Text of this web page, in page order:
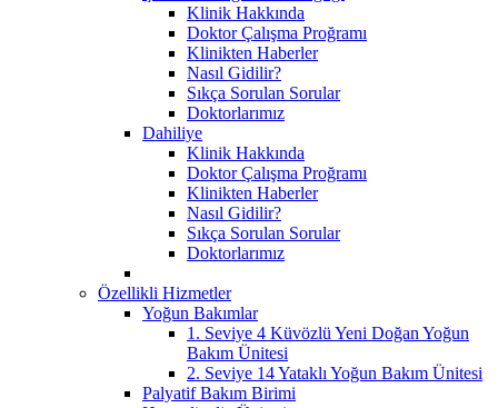
Klinik Hakkında
Doktor Çalışma Proğramı
Klinikten Haberler
Nasıl Gidilir?
Sıkça Sorulan Sorular
Doktorlarımız
Dahiliye
Klinik Hakkında
Doktor Çalışma Proğramı
Klinikten Haberler
Nasıl Gidilir?
Sıkça Sorulan Sorular
Doktorlarımız
Özellikli Hizmetler
Yoğun Bakımlar
1. Seviye 4 Küvözlü Yeni Doğan Yoğun
Bakım Ünitesi
2. Seviye 14 Yataklı Yoğun Bakım Ünitesi
Palyatif Bakım Birimi